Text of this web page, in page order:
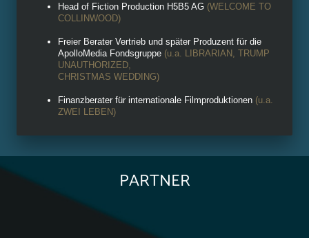
Head of Fiction Production H5B5 AG (WELCOME TO
COLLINWOOD)
Freier Berater Vertrieb und später Produzent für die
ApolloMedia Fondsgruppe (u.a. LIBRARIAN, TRUMP
UNAUTHORIZED,
CHRISTMAS WEDDING)
Finanzberater für internationale Filmproduktionen (u.a.
ZWEI LEBEN)
PARTNER